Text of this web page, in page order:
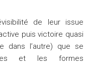
de leur issue
puis victoire quasi
dans l’autre) que se
et les formes